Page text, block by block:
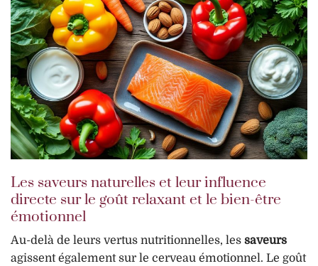
Les saveurs naturelles et leur influence
directe sur le goût relaxant et le bien-être
émotionnel
Au-delà de leurs vertus nutritionnelles, les saveurs
agissent également sur le cerveau émotionnel. Le goût